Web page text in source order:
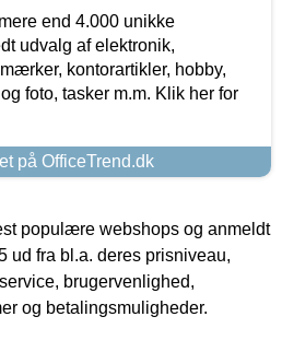
end 4.000 unikke
udvalg af elektronik,
kontorartikler, hobby,
foto, tasker m.m. Klik her for
på OfficeTrend.dk
populære webshops og anmeldt
ud fra bl.a. deres prisniveau,
brugervenlighed,
og betalingsmuligheder.